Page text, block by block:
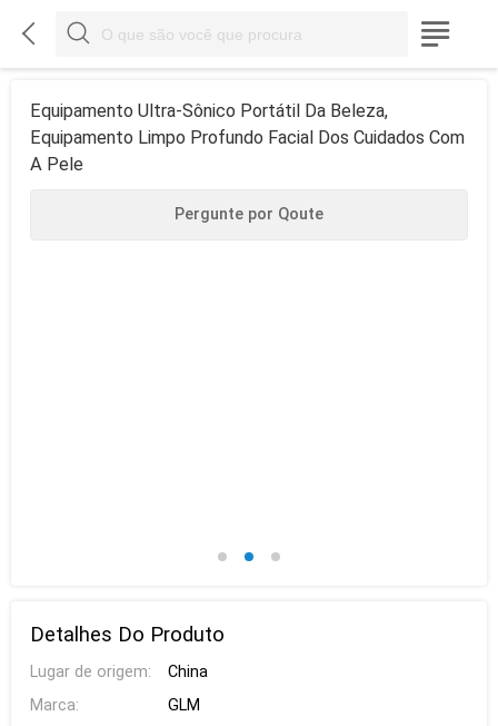
  
Equipamento Ultra-Sônico Portátil Da Beleza,
Equipamento Limpo Profundo Facial Dos Cuidados Com
A Pele
Pergunte por Qoute
Detalhes Do Produto
Lugar de origem:
China
Marca:
GLM